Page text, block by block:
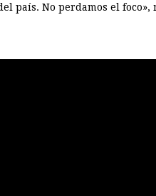
país. No perdamos el foco»,